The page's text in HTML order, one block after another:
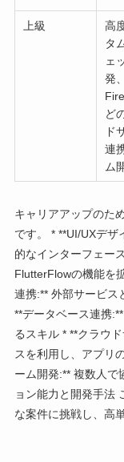
上級
高
タ
ェ
発、
ど
ド
連
ム
キャリアアップのた
です。 * **UI/UXデザ
的なインターフェー
FlutterFlowの機能を
連携:** 外部サービス
**データベース連携
るスキル * **クラウ
スを利用し、アプリ
ーム開発:** 複数人で
ョン能力と開発手法
な案件に挑戦し、高